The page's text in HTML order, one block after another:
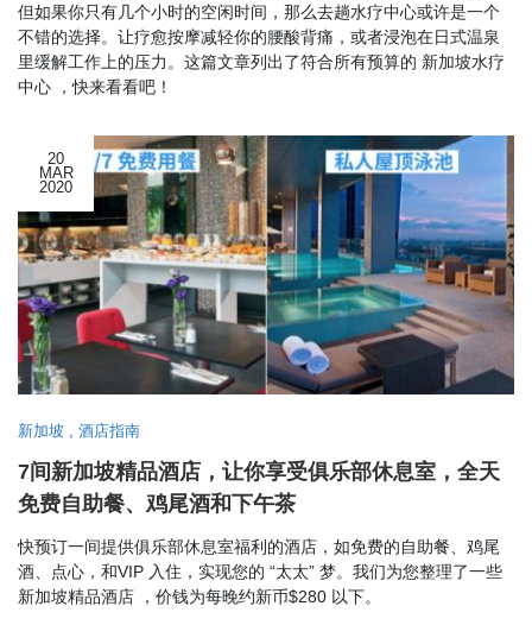
但如果你只有几个小时的空闲时间，那么去趟水疗中心或许是一个
不错的选择。让疗愈按摩减轻你的腰酸背痛，或者浸泡在日式温泉
里缓解工作上的压力。这篇文章列出了符合所有预算的 新加坡水疗
中心 ，快来看看吧！
20
MAR
2020
新加坡 , 酒店指南
7间新加坡精品酒店，让你享受俱乐部休息室，全天
免费自助餐、鸡尾酒和下午茶
快预订一间提供俱乐部休息室福利的酒店，如免费的自助餐、鸡尾
酒、点心，和VIP 入住，实现您的 “太太” 梦。我们为您整理了一些
新加坡精品酒店 ，价钱为每晚约新币$280 以下。